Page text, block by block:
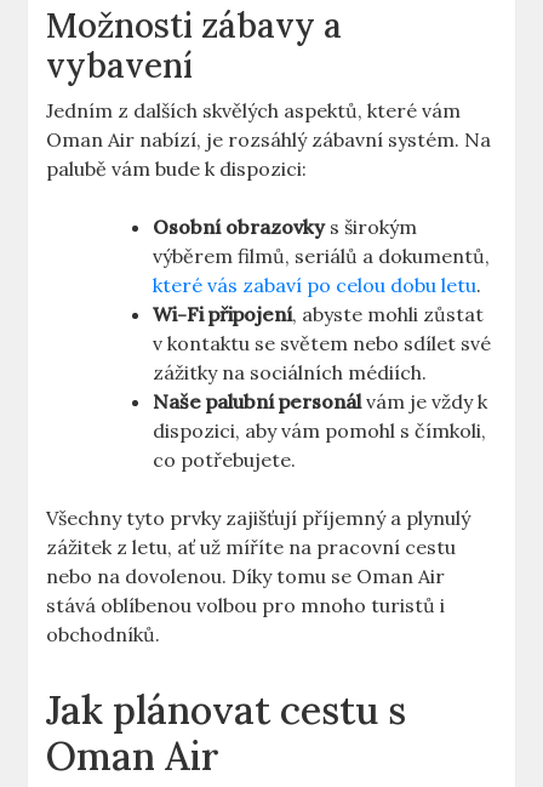
Možnosti zábavy a
vybavení
Jedním z dalších skvělých aspektů, které vám
Oman Air nabízí, je rozsáhlý zábavní systém. Na
palubě vám bude k dispozici:
Osobní obrazovkys širokým
výběrem filmů, seriálů a dokumentů,
které vás zabaví po celou dobu letu.
Wi-Fi připojení, abyste mohli zůstat
v kontaktu se světem nebo sdílet své
zážitky na sociálních médiích.
Naše palubní personálvám je vždy k
dispozici, aby vám pomohl s čímkoli,
co potřebujete.
Všechny tyto prvky zajišťují příjemný a plynulý
zážitek z letu, ať už míříte na pracovní cestu
nebo na dovolenou. Díky tomu se Oman Air
stává oblíbenou volbou pro mnoho turistů i
obchodníků.
Jak plánovat cestu s
Oman Air